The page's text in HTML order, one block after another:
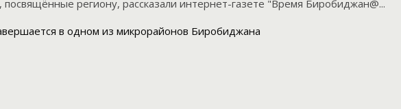
региону, рассказали интернет-газете "Время Биробиджан@...